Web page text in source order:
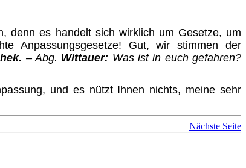
denn es handelt sich wirklich um Gesetze, um
Anpassungsgesetze! Gut, wir stimmen der
– Abg. Wittauer: Was ist in euch gefahren?
und es nützt Ihnen nichts, meine sehr
Nächste Seite